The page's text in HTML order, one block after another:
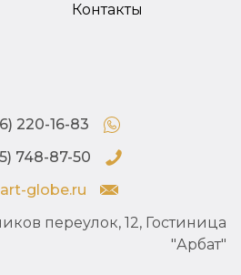
Контакты
220-16-83
748-87-50
globe.ru
переулок, 12, Гостиница
"Арбат"